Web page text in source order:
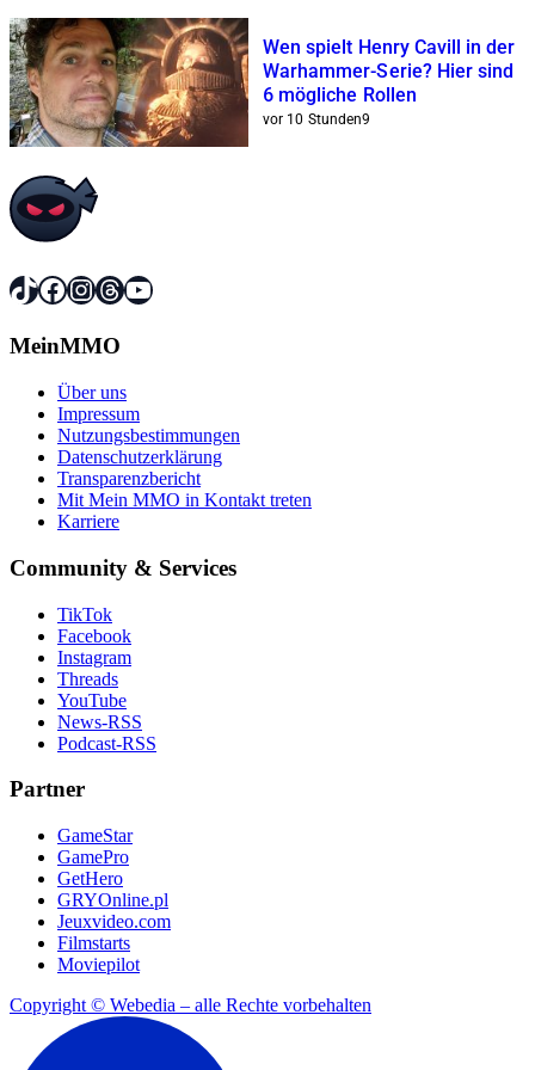
Wen spielt Henry Cavill in der
Warhammer-Serie? Hier sind
6 mögliche Rollen
vor 10 Stunden9
TikTok
Facebook
Instagram
Threads
YouTube
MeinMMO
Über uns
Impressum
Nutzungsbestimmungen
Datenschutzerklärung
Transparenzbericht
Mit Mein MMO in Kontakt treten
Karriere
Community & Services
TikTok
Facebook
Instagram
Threads
YouTube
News-RSS
Podcast-RSS
Partner
GameStar
GamePro
GetHero
GRYOnline.pl
Jeuxvideo.com
Filmstarts
Moviepilot
Copyright © Webedia – alle Rechte vorbehalten